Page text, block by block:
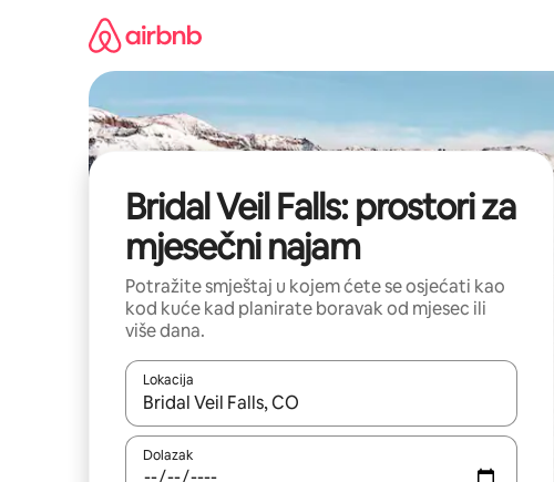
Bridal Veil Falls: prostori za
mjesečni najam
Potražite smještaj u kojem ćete se osjećati kao
kod kuće kad planirate boravak od mjesec ili
više dana.
Lokacija
Kada budu dostupni rezultati, moći ćete ih pregledati
Dolazak